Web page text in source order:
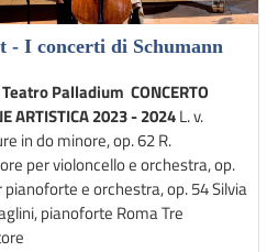
I concerti di Schumann
Palladium CONCERTO
ARTISTICA 2023 - 2024L. v.
in do minore, op. 62 R.
per violoncello e orchestra, op.
e orchestra, op. 54 Silvia
pianoforte Roma Tre